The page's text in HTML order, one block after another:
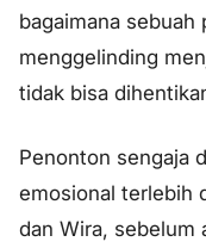
bagaimana sebuah
menggelinding
tidak bisa
Penonton sengaja
emosional terlebih
dan Wira, sebelum